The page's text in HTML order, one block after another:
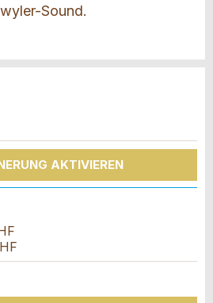
Sound.
geschätzt!
gültig
Anzeige an Freunde weiter.
*:
*:
*:
AKTIVIEREN